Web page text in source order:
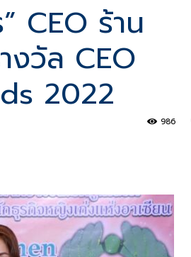
CEO ร้าน
งวัล CEO
2022
986